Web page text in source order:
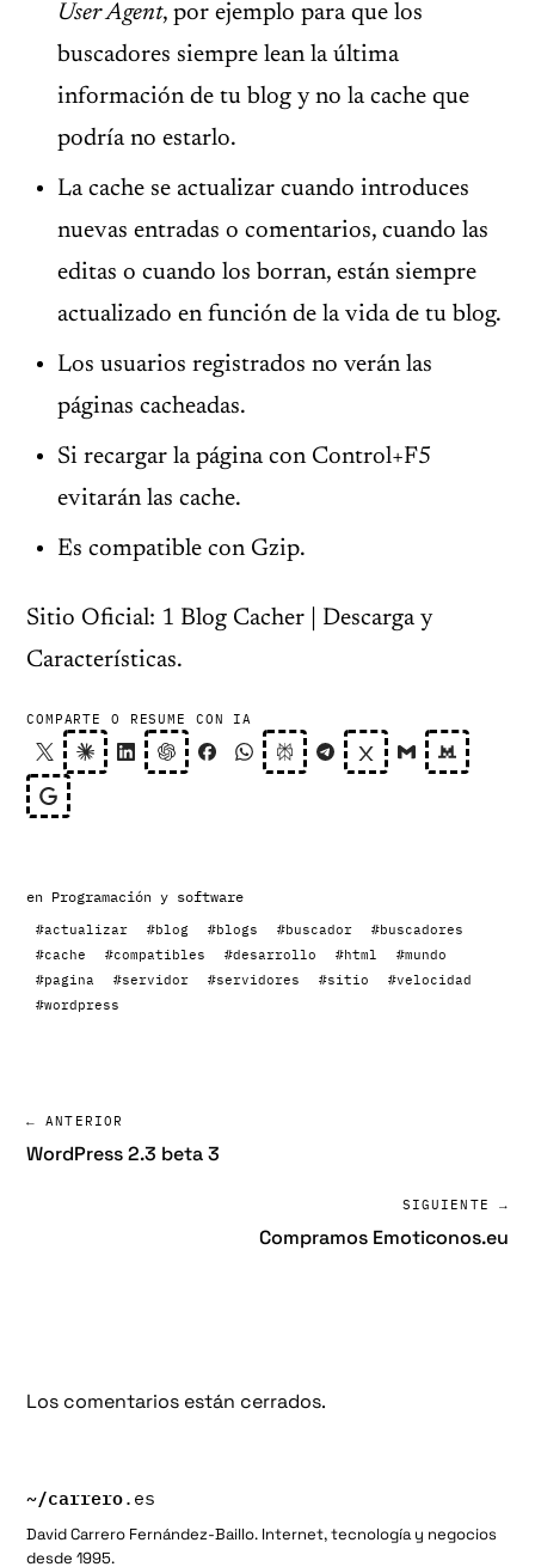
User Agent, por ejemplo para que los
buscadores siempre lean la última
información de tu blog y no la cache que
podría no estarlo.
La cache se actualizar cuando introduces
nuevas entradas o comentarios, cuando las
editas o cuando los borran, están siempre
actualizado en función de la vida de tu blog.
Los usuarios registrados no verán las
páginas cacheadas.
Si recargar la página con Control+F5
evitarán las cache.
Es compatible con Gzip.
Sitio Oficial: 1 Blog Cacher | Descarga y
Características.
COMPARTE O RESUME CON IA
en Programación y software
#actualizar #blog #blogs #buscador
#buscadores
#cache
#compatibles #desarrollo #html
#mundo
#pagina
#servidor #servidores #sitio
#velocidad
#wordpress
← ANTERIOR
WordPress 2.3 beta 3
SIGUIENTE →
Compramos Emoticonos.eu
Los comentarios están cerrados.
~/carrero.es
David Carrero Fernández-Baillo. Internet, tecnología y negocios
desde 1995.